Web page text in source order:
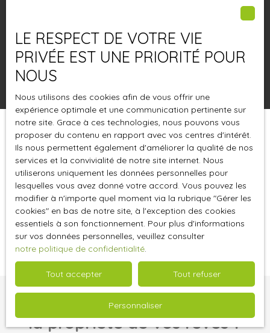
Surface min (m²)
Pertinence
Trier par Créer une alerte
Aucun résultat
Vous ne trouvez pas
la propriété de vos rêves ?
LE RESPECT DE VOTRE VIE
PRIVÉE EST UNE PRIORITÉ POUR
NOUS
Nous utilisons des cookies afin de vous offrir une
expérience optimale et une communication pertinente sur
notre site. Grace à ces technologies, nous pouvons vous
proposer du contenu en rapport avec vos centres d'intérêt.
Ils nous permettent également d'améliorer la qualité de nos
services et la convivialité de notre site internet. Nous
utiliserons uniquement les données personnelles pour
lesquelles vous avez donné votre accord. Vous pouvez les
modifier à n'importe quel moment via la rubrique ″Gérer les
cookies″ en bas de notre site, à l'exception des cookies
essentiels à son fonctionnement. Pour plus d'informations
sur vos données personnelles, veuillez consulter
notre politique de confidentialité.
Tout accepter Tout refuser
Personnaliser